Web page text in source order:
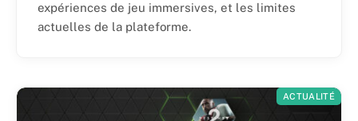
expériences de jeu immersives, et les limites
actuelles de la plateforme.
ACTUALITÉ